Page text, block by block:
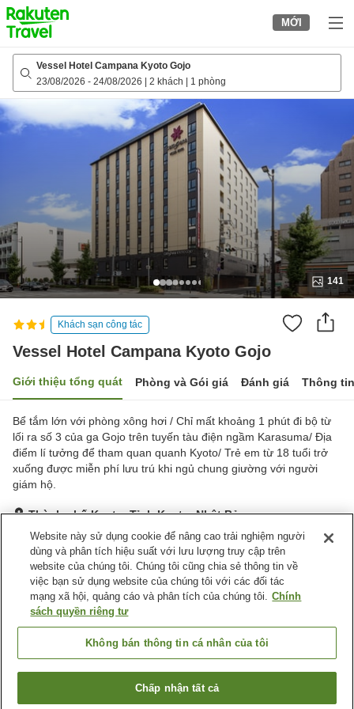
to
top
page
MỚI
Vessel Hotel Campana Kyoto Gojo
23/08/2026 - 24/08/2026 2 khách 1 phòng
141
Khách sạn công tác
Vessel Hotel Campana Kyoto Gojo
Giới thiệu tổng quát Phòng và Gói giá Đánh giá Thông
Bể tắm lớn với phòng xông hơi / Chỉ mất khoảng 1 phút đi bộ từ
lối ra số 3 của ga Gojo trên tuyến tàu điện ngầm Karasuma/ Địa
điểm lí tưởng để tham quan quanh Kyoto/ Trẻ em từ 18 tuổi trở
xuống được miễn phí lưu trú khi ngủ chung giường với người
giám hộ.
Thành phố Kyoto, Tỉnh Kyoto, Nhật Bản
Hiển thị trên bản đồ
Tuyệt vời Đánh giá:713 lượt
Tiện nghi chỗ nghỉ
Wi-Fi
Cách nhà ga 5 phút đi bộ
Spa / Salon
Tỉnh Kyoto
Vessel Hotel Campana Kyoto GojoTìm phòng trống
Website này sử dụng cookie để nâng cao trải nghiệm người
dùng và phân tích hiệu suất với lưu lượng truy cập trên
website của chúng tôi. Chúng tôi cũng chia sẻ thông tin về
việc bạn sử dụng website của chúng tôi với các đối tác
mạng xã hội, quảng cáo và phân tích của chúng tôi. Chính
sách quyền riêng tư
Không bán thông tin cá nhân của tôi
Chấp nhận tất cả